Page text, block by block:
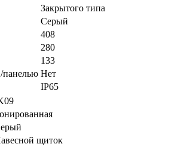
Закрытого типа
Серый
408
280
133
панелью Нет
IP65
щиток